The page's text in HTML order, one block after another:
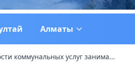
Алматы
коммунальных услуг занима...